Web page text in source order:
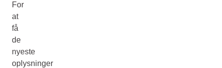
For
at
få
de
nyeste
oplysninger